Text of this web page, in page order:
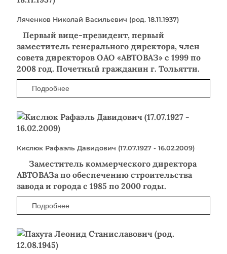
Ляченков Николай Васильевич (род. 18.11.1937)
Первый вице-президент, первый
заместитель генерального директора, член
совета директоров ОАО «АВТОВАЗ» с 1999 по
2008 год. Почетный гражданин г. Тольятти.
Подробнее
Кислюк Рафаэль Давидович (17.07.1927 - 16.02.2009)
Заместитель коммерческого директора
АВТОВАЗа по обеспечению строительства
завода и города с 1985 по 2000 годы.
Подробнее